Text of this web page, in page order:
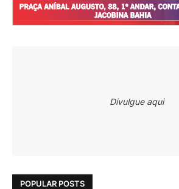
Divulgue aqui
POPULAR POSTS